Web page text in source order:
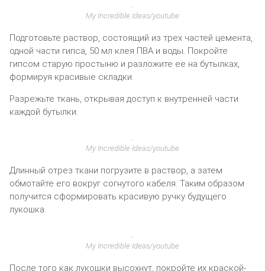
My Incredible Ideas/youtube
Подготовьте раствор, состоящий из трех частей цемента,
одной части гипса, 50 мл клея ПВА и воды. Покройте
гипсом старую простыню и разложите ее на бутылках,
формируя красивые складки.
Разрежьте ткань, открывая доступ к внутренней части
каждой бутылки.
My Incredible Ideas/youtube
Длинный отрез ткани погрузите в раствор, а затем
обмотайте его вокруг согнутого кабеля. Таким образом
получится сформировать красивую ручку будущего
лукошка.
My Incredible Ideas/youtube
После того как лукошки высохнут, покройте их краской-